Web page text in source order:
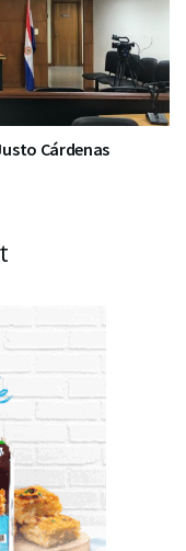
Cárdenas